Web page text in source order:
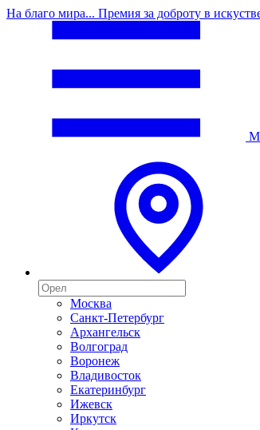
На благо мира... Премия за доброту в
Москва
Санкт-Петербург
Архангельск
Волгоград
Воронеж
Владивосток
Екатеринбург
Ижевск
Иркутск